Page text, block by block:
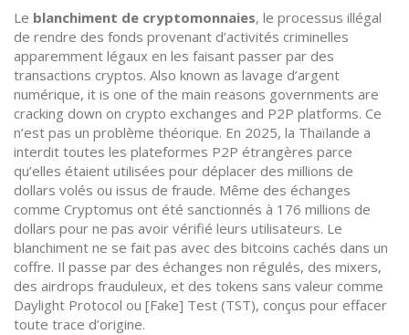
Le blanchiment de cryptomonnaies, le processus illégal
de rendre des fonds provenant d’activités criminelles
apparemment légaux en les faisant passer par des
transactions cryptos. Also known as lavage d’argent
numérique, it is one of the main reasons governments are
cracking down on crypto exchanges and P2P platforms. Ce
n’est pas un problème théorique. En 2025, la Thaïlande a
interdit toutes les plateformes P2P étrangères parce
qu’elles étaient utilisées pour déplacer des millions de
dollars volés ou issus de fraude. Même des échanges
comme Cryptomus ont été sanctionnés à 176 millions de
dollars pour ne pas avoir vérifié leurs utilisateurs. Le
blanchiment ne se fait pas avec des bitcoins cachés dans un
coffre. Il passe par des échanges non régulés, des mixers,
des airdrops frauduleux, et des tokens sans valeur comme
Daylight Protocol ou [Fake] Test (TST), conçus pour effacer
toute trace d’origine.